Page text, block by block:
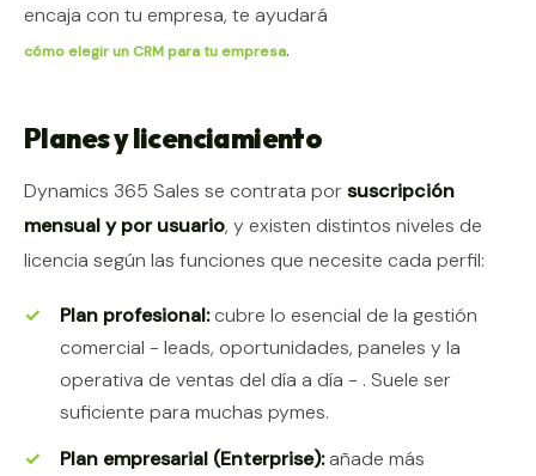
encaja con tu empresa, te ayudará
cómo elegir un CRM para tu empresa.
Planes y licenciamiento
Dynamics 365 Sales se contrata porsuscripción
mensual y por usuario, y existen distintos niveles de
licencia según las funciones que necesite cada perfil:
Plan profesional:cubre lo esencial de la gestión
comercial - leads, oportunidades, paneles y la
operativa de ventas del día a día - . Suele ser
suficiente para muchas pymes.
Plan empresarial (Enterprise):añade más